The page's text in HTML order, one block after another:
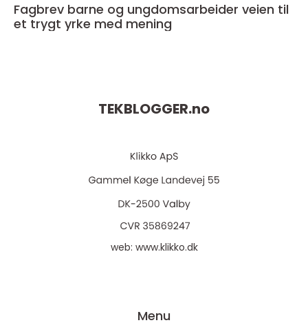
Fagbrev barne og ungdomsarbeider veien til
et trygt yrke med mening
TEKBLOGGER.no
web: www.klikko.dk
Menu